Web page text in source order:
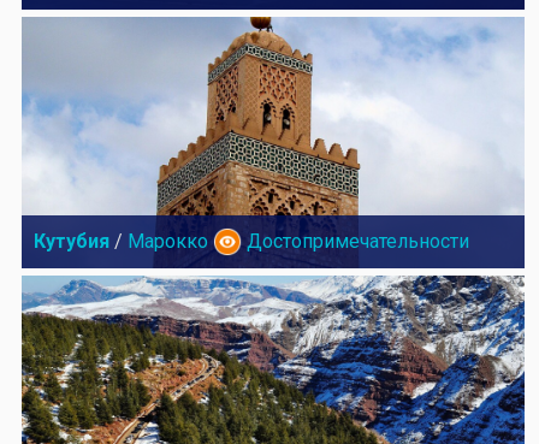
Кутубия / Марокко Достопримечательности